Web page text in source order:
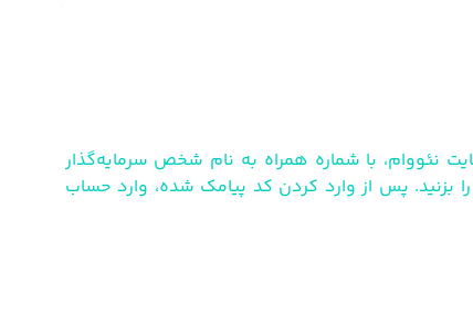
نئووام، با شماره همراه به نام شخص سرمایه‌گذار
بزنید. پس از وارد کردن کد پیامک شده، وارد حساب